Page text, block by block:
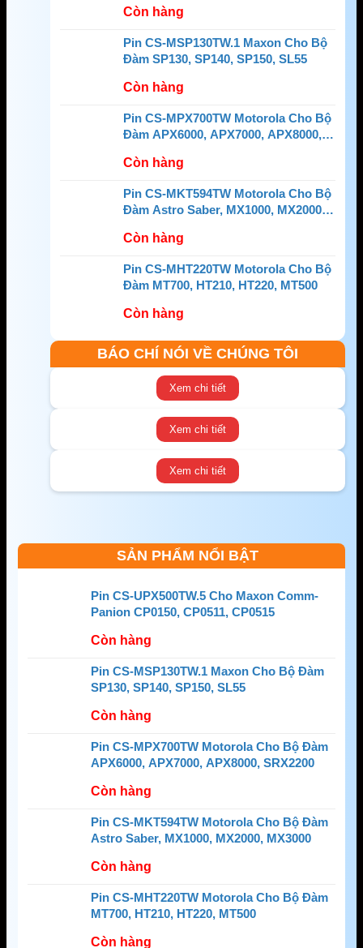
Còn hàng
Pin CS-MSP130TW.1 Maxon Cho Bộ
Đàm SP130, SP140, SP150, SL55
Còn hàng
Pin CS-MPX700TW Motorola Cho Bộ
Đàm APX6000, APX7000, APX8000,
Còn hàng
Pin CS-MKT594TW Motorola Cho Bộ
Đàm Astro Saber, MX1000, MX2000,
Còn hàng
Pin CS-MHT220TW Motorola Cho Bộ
Đàm MT700, HT210, HT220, MT500
Còn hàng
BÁO CHÍ NÓI VỀ CHÚNG TÔI
Xem chi tiết
Xem chi tiết
Xem chi tiết
SẢN PHẨM NỔI BẬT
Pin CS-UPX500TW.5 Cho Maxon Comm-
Panion CP0150, CP0511, CP0515
Còn hàng
Pin CS-MSP130TW.1 Maxon Cho Bộ Đàm
SP130, SP140, SP150, SL55
Còn hàng
Pin CS-MPX700TW Motorola Cho Bộ Đàm
APX6000, APX7000, APX8000, SRX2200
Còn hàng
Pin CS-MKT594TW Motorola Cho Bộ Đàm
Astro Saber, MX1000, MX2000, MX3000
Còn hàng
Pin CS-MHT220TW Motorola Cho Bộ Đàm
MT700, HT210, HT220, MT500
Còn hàng